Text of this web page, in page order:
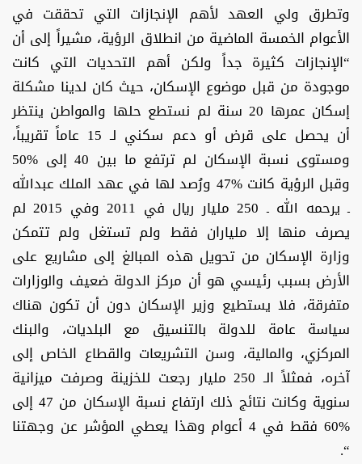
وتطرق ولي العهد لأهم الإنجازات التي تحققت في
الأعوام الخمسة الماضية من انطلاق الرؤية، مشيراً إلى أن
“الإنجازات كثيرة جداً ولكن أهم التحديات التي كانت
موجودة من قبل موضوع الإسكان، حيث كان لدينا مشكلة
إسكان عمرها 20 سنة لم نستطع حلها والمواطن ينتظر
أن يحصل على قرض أو دعم سكني لـ 15 عاماً تقريباً،
ومستوى نسبة الإسكان لم ترتفع ما بين 40 إلى %50
وقبل الرؤية كانت %47 ورُصد لها في عهد الملك عبدالله
ـ يرحمه الله ـ 250 مليار ريال في 2011 وفي 2015 لم
يصرف منها إلا ملياران فقط ولم تستغل ولم تتمكن
وزارة الإسكان من تحويل هذه المبالغ إلى مشاريع على
الأرض بسبب رئيسي هو أن مركز الدولة ضعيف والوزارات
متفرقة، فلا يستطيع وزير الإسكان دون أن تكون هناك
سياسة عامة للدولة بالتنسيق مع البلديات، والبنك
المركزي، والمالية، وسن التشريعات والقطاع الخاص إلى
آخره، فمثلاً الـ 250 مليار رجعت للخزينة وصرفت ميزانية
سنوية وكانت نتائج ذلك ارتفاع نسبة الإسكان من 47 إلى
%60 فقط في 4 أعوام وهذا يعطي المؤشر عن وجهتنا
“.